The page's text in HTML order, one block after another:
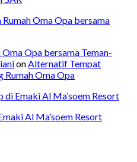
Oma Opa bersama
Opa bersama Teman-
on Alternatif Tempat
Rumah Oma Opa
di Emaki Al Ma’soem Resort
Al Ma’soem Resort